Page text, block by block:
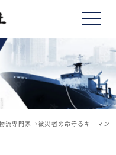
流専門家→被災者の命守るキーマン